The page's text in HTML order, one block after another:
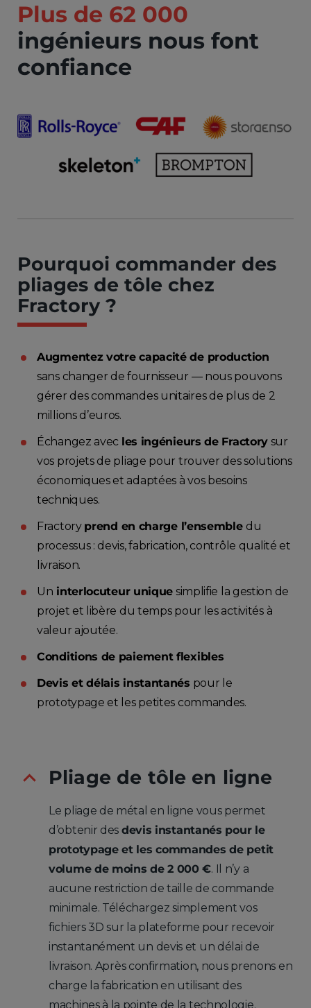
Plus de 62 000
ingénieurs nous font
confiance
Pourquoi commander des
pliages de tôle chez
Fractory ?
Augmentez votre capacité de production
sans changer de fournisseur — nous pouvons
gérer des commandes unitaires de plus de 2
millions d’euros.
Échangez avec les ingénieurs de Fractory sur
vos projets de pliage pour trouver des solutions
économiques et adaptées à vos besoins
techniques.
Fractory prend en charge l’ensemble du
processus : devis, fabrication, contrôle qualité et
livraison.
Un interlocuteur unique simplifie la gestion de
projet et libère du temps pour les activités à
valeur ajoutée.
Conditions de paiement flexibles
Devis et délais instantanés pour le
prototypage et les petites commandes.
Pliage de tôle en ligne
Le pliage de métal en ligne vous permet
d’obtenir des devis instantanés pour le
prototypage et les commandes de petit
volume de moins de 2 000 €. Il n’y a
aucune restriction de taille de commande
minimale. Téléchargez simplement vos
fichiers 3D sur la plateforme pour recevoir
instantanément un devis et un délai de
livraison. Après confirmation, nous prenons en
charge la fabrication en utilisant des
machines à la pointe de la technologie.